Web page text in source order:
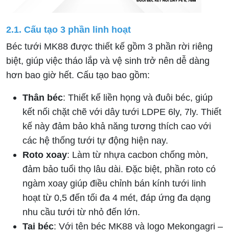
2.1. Cấu tạo 3 phần linh hoạt
Béc tưới MK88 được thiết kế gồm 3 phần rời riêng
biệt, giúp việc tháo lắp và vệ sinh trở nên dễ dàng
hơn bao giờ hết. Cấu tạo bao gồm:
Thân béc: Thiết kế liền họng và đuôi béc, giúp
kết nối chặt chẽ với dây tưới LDPE 6ly, 7ly. Thiết
kế này đảm bảo khả năng tương thích cao với
các hệ thống tưới tự động hiện nay.
Roto xoay: Làm từ nhựa cacbon chống mòn,
đảm bảo tuổi thọ lâu dài. Đặc biệt, phần roto có
ngàm xoay giúp điều chỉnh bán kính tưới linh
hoạt từ 0,5 đến tối đa 4 mét, đáp ứng đa dạng
nhu cầu tưới từ nhỏ đến lớn.
Tai béc: Với tên béc MK88 và logo Mekongagri –